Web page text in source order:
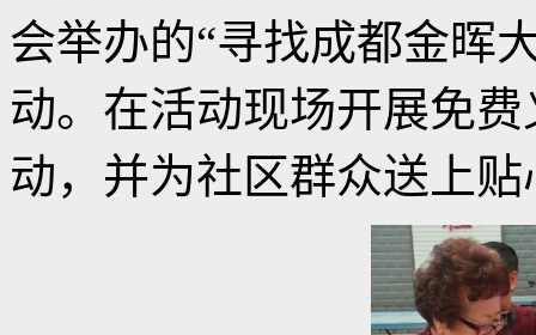
会举办的“寻找成都金晖
动。在活动现场开展免
动，并为社区群众送上